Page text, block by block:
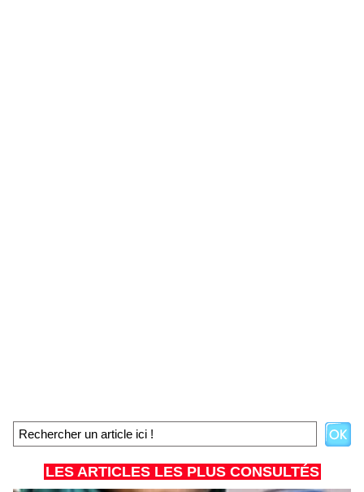
LES ARTICLES LES PLUS CONSULTÉS